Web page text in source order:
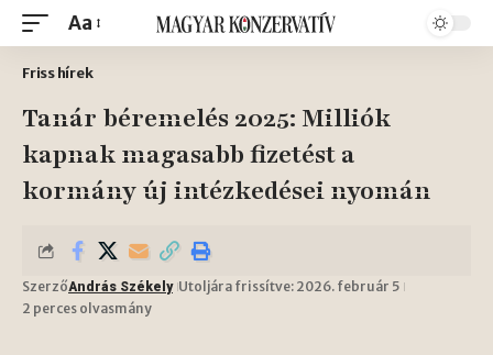
Aa
Friss hírek
Tanár béremelés 2025: Milliók
kapnak magasabb fizetést a
kormány új intézkedései nyomán
SzerzőAndrás Székely Utoljára frissítve: 2026. február 5
2 perces olvasmány